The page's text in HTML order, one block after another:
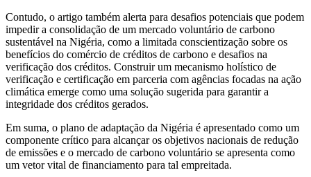
Contudo, o artigo também alerta para desafios potenciais que podem
impedir a consolidação de um mercado voluntário de carbono
sustentável na Nigéria, como a limitada conscientização sobre os
benefícios do comércio de créditos de carbono e desafios na
verificação dos créditos. Construir um mecanismo holístico de
verificação e certificação em parceria com agências focadas na ação
climática emerge como uma solução sugerida para garantir a
integridade dos créditos gerados.
Em suma, o plano de adaptação da Nigéria é apresentado como um
componente crítico para alcançar os objetivos nacionais de redução
de emissões e o mercado de carbono voluntário se apresenta como
um vetor vital de financiamento para tal empreitada.